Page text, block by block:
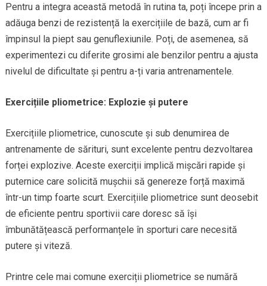
Pentru a integra această metodă în rutina ta, poți începe prin a
adăuga benzi de rezistență la exercițiile de bază, cum ar fi
împinsul la piept sau genuflexiunile. Poți, de asemenea, să
experimentezi cu diferite grosimi ale benzilor pentru a ajusta
nivelul de dificultate și pentru a-ți varia antrenamentele.
Exercițiile pliometrice: Explozie și putere
Exercițiile pliometrice, cunoscute și sub denumirea de
antrenamente de sărituri, sunt excelente pentru dezvoltarea
forței explozive. Aceste exerciții implică mișcări rapide și
puternice care solicită mușchii să genereze forță maximă
într-un timp foarte scurt. Exercițiile pliometrice sunt deosebit
de eficiente pentru sportivii care doresc să își
îmbunătățească performanțele în sporturi care necesită
putere și viteză.
Printre cele mai comune exerciții pliometrice se numără